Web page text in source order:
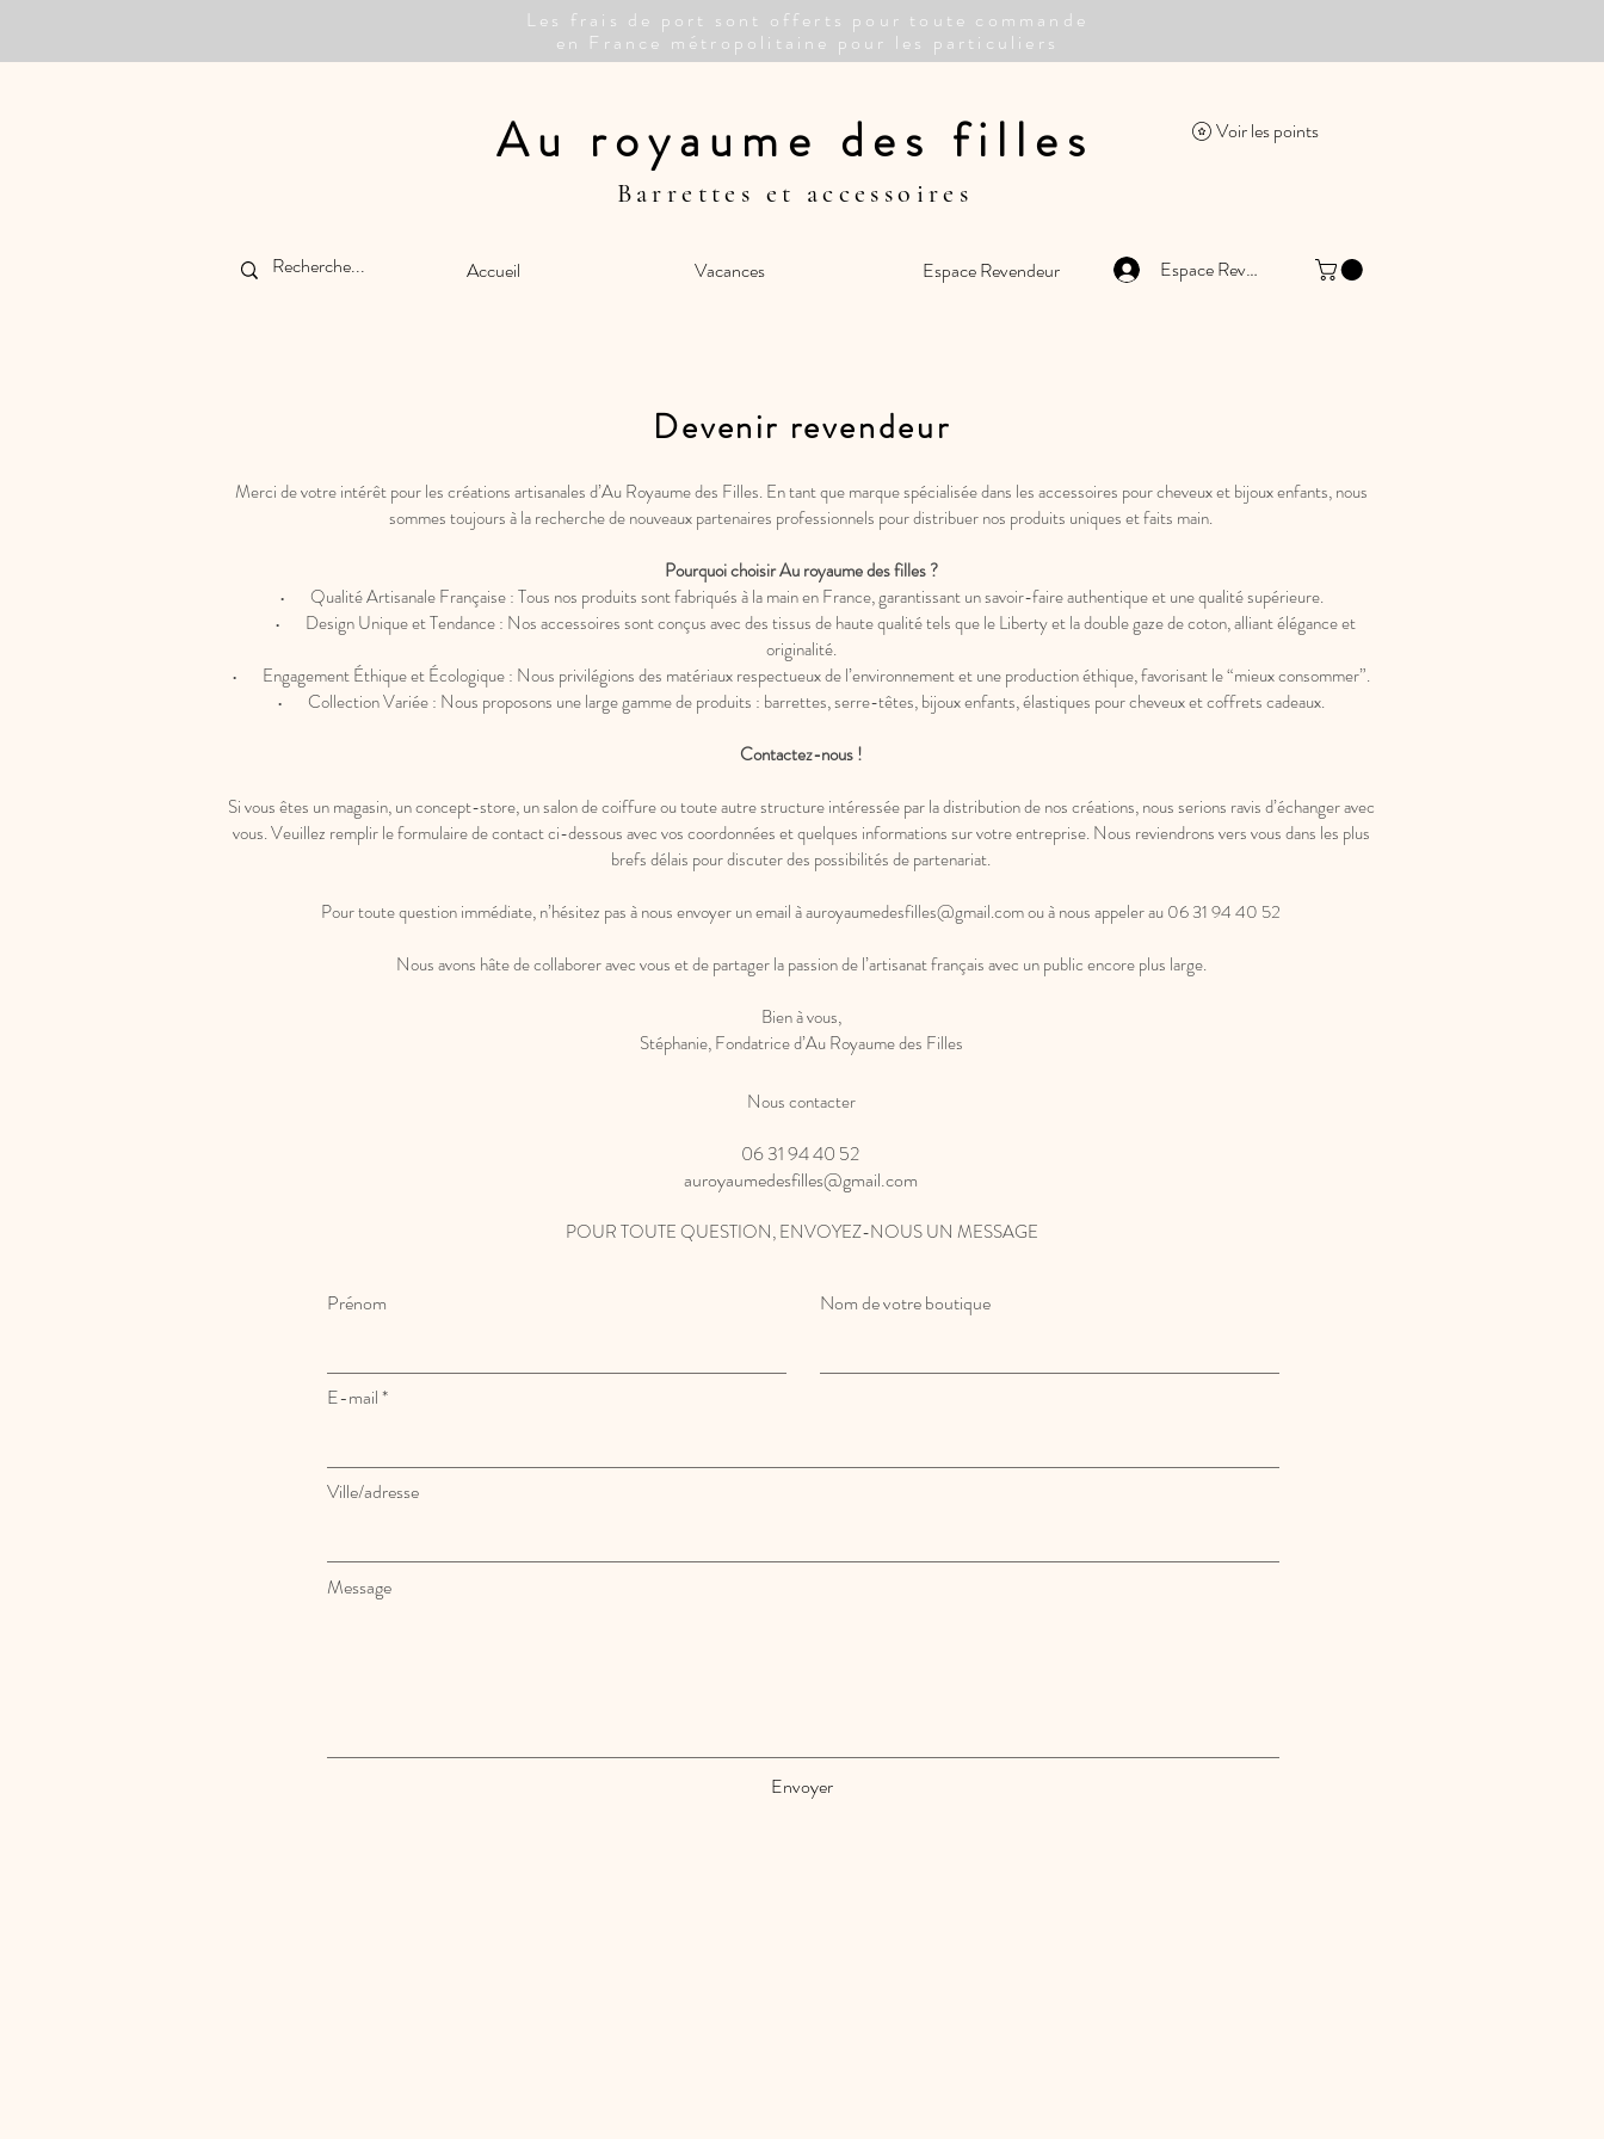
Les frais de port sont offerts pour toute commande
en France métropolitaine pour les particuliers
Au royaume des filles
Barrettes et accessoires
Voir les points
Accueil Vacances Espace Revendeur Espace Revendeur
Devenir revendeur
Merci de votre intérêt pour les créations artisanales d’Au Royaume des Filles. En tant que marque spécialisée dans les accessoires pour cheveux et bijoux enfants, nous
sommes toujours à la recherche de nouveaux partenaires professionnels pour distribuer nos produits uniques et faits main.
Pourquoi choisir Au royaume des filles ?
• Qualité Artisanale Française : Tous nos produits sont fabriqués à la main en France, garantissant un savoir-faire authentique et une qualité supérieure.
• Design Unique et Tendance : Nos accessoires sont conçus avec des tissus de haute qualité tels que le Liberty et la double gaze de coton, alliant élégance et
originalité.
• Engagement Éthique et Écologique : Nous privilégions des matériaux respectueux de l’environnement et une production éthique, favorisant le “mieux consommer”.
• Collection Variée : Nous proposons une large gamme de produits : barrettes, serre-têtes, bijoux enfants, élastiques pour cheveux et coffrets cadeaux.
Contactez-nous !
Si vous êtes un magasin, un concept-store, un salon de coiffure ou toute autre structure intéressée par la distribution de nos créations, nous serions ravis d’échanger avec
vous. Veuillez remplir le formulaire de contact ci-dessous avec vos coordonnées et quelques informations sur votre entreprise. Nous reviendrons vers vous dans les plus
brefs délais pour discuter des possibilités de partenariat.
Pour toute question immédiate, n’hésitez pas à nous envoyer un email à auroyaumedesfilles@gmail.com ou à nous appeler au 06 31 94 40 52
Nous avons hâte de collaborer avec vous et de partager la passion de l’artisanat français avec un public encore plus large.
Bien à vous,
Stéphanie, Fondatrice d’Au Royaume des Filles
Nous contacter
06 31 94 40 52
auroyaumedesfilles@gmail.com
POUR TOUTE QUESTION, ENVOYEZ-NOUS UN MESSAGE
Prénom Nom de votre boutique
E-mail
Ville/adresse
Message
Envoyer